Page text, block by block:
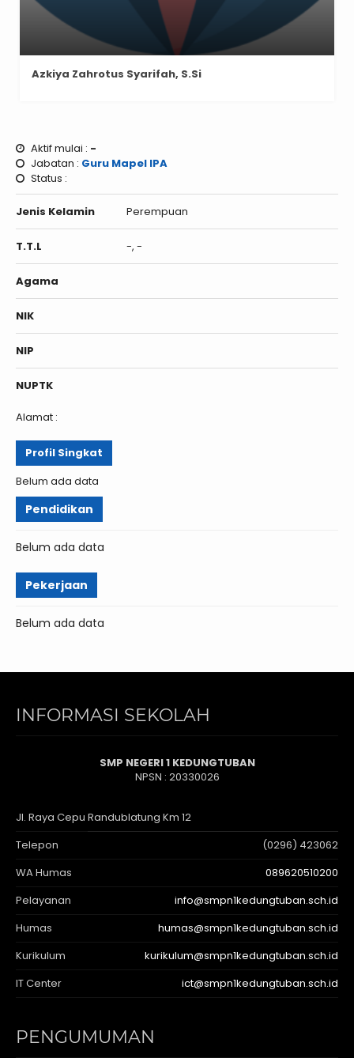
Azkiya Zahrotus Syarifah, S.Si
Aktif mulai : -
Jabatan : Guru Mapel IPA
Status :
Jenis Kelamin Perempuan
T.T.L -, -
Agama
NIK
NIP
NUPTK
Alamat :
Profil Singkat
Belum ada data
Pendidikan
Belum ada data
Pekerjaan
Belum ada data
INFORMASI SEKOLAH
SMP NEGERI 1 KEDUNGTUBAN
NPSN : 20330026
Jl. Raya Cepu Randublatung Km 12
Telepon
(0296) 423062
WA Humas
089620510200
Pelayanan
info@smpn1kedungtuban.sch.id
Humas
humas@smpn1kedungtuban.sch.id
Kurikulum
kurikulum@smpn1kedungtuban.sch.id
IT Center
ict@smpn1kedungtuban.sch.id
PENGUMUMAN